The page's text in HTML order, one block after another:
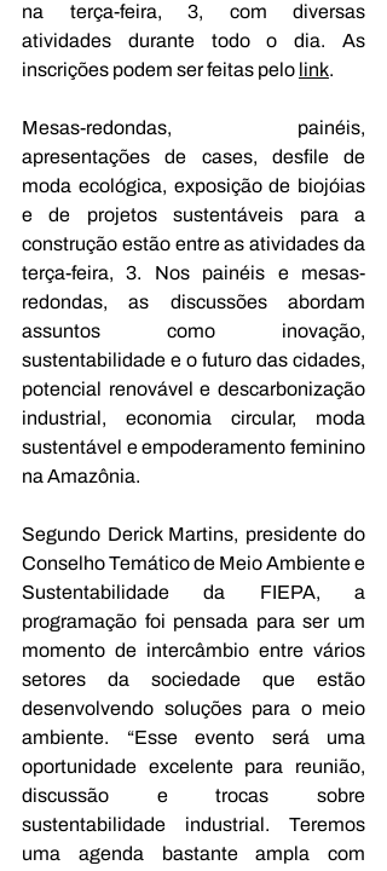
na terça-feira, 3, com diversas
atividades durante todo o dia. As
inscrições podem ser feitas pelo link.
Mesas-redondas, painéis,
apresentações de cases, desfile de
moda ecológica, exposição de biojóias
e de projetos sustentáveis para a
construção estão entre as atividades da
terça-feira, 3. Nos painéis e mesas-
redondas, as discussões abordam
assuntos como inovação,
sustentabilidade e o futuro das cidades,
potencial renovável e descarbonização
industrial, economia circular, moda
sustentável e empoderamento feminino
na Amazônia.
Segundo Derick Martins, presidente do
Conselho Temático de Meio Ambiente e
Sustentabilidade da FIEPA, a
programação foi pensada para ser um
momento de intercâmbio entre vários
setores da sociedade que estão
desenvolvendo soluções para o meio
ambiente. “Esse evento será uma
oportunidade excelente para reunião,
discussão e trocas sobre
sustentabilidade industrial. Teremos
uma agenda bastante ampla com